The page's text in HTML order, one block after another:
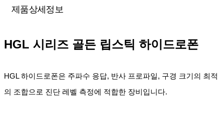
제품상세정보
HGL 시리즈 골든 립스틱 하이드로폰
HGL하이드로폰은 주파수 응답, 반사 프로파일, 구경 크기의 최적
의 조합으로 진단 레벨 측정에 적합한 장비입니다.